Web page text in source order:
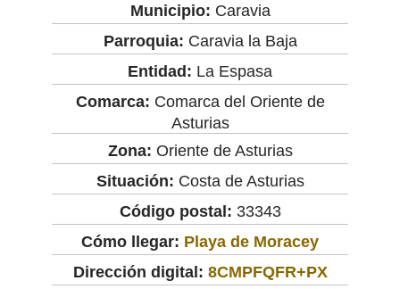
Municipio: Caravia
Parroquia: Caravia la Baja
Entidad: La Espasa
Comarca: Comarca del Oriente de
Asturias
Zona: Oriente de Asturias
Situación: Costa de Asturias
Código postal: 33343
Cómo llegar: Playa de Moracey
Dirección digital: 8CMPFQFR+PX